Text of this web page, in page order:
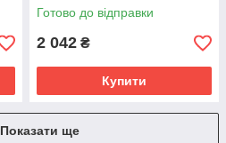
Готово до відправки
2 042 ₴
Купити
Показати ще